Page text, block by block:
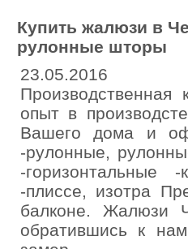
Купить жалюзи в
рулонные шторы
23.05.2016
опыт в
Вашего дома и
-рулонные,
-горизонтальные
-плиссе, изотра
балконе. Жалюзи
обратившись к